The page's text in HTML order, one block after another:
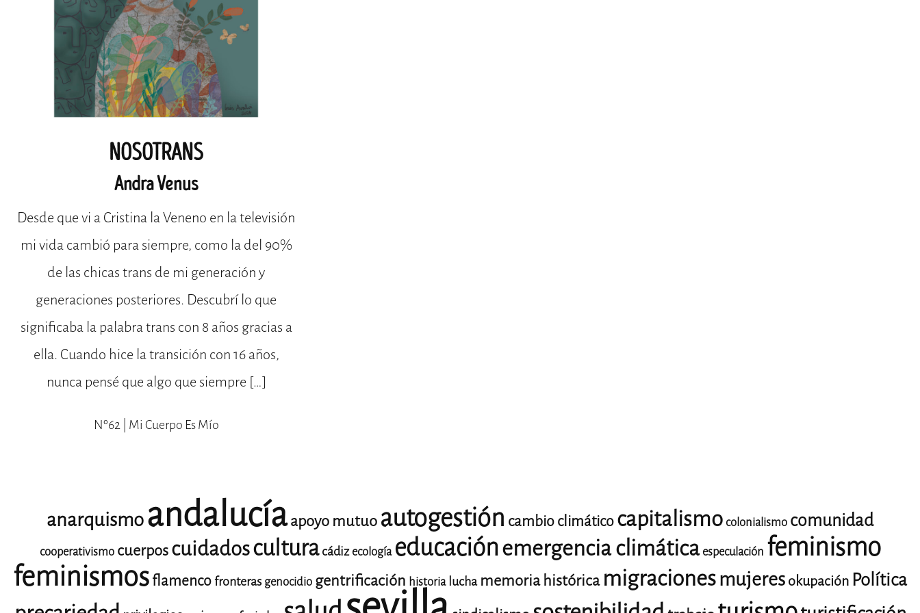
NOSOTRANS
Andra Venus
Desde que vi a Cristina la Veneno en la televisión
mi vida cambió para siempre, como la del 90%
de las chicas trans de mi generación y
generaciones posteriores. Descubrí lo que
significaba la palabra trans con 8 años gracias a
ella. Cuando hice la transición con 16 años,
nunca pensé que algo que siempre […]
Nº62 | Mi Cuerpo Es Mío
anarquismoandalucíaapoyo mutuo autogestión cambio climáticocapitalismo colonialismo comunidad
cooperativismo cuerposcuidadoscultura cádiz ecología educaciónemergencia climática especulación feminismo
feminismosflamencofronteras genocidio gentrificación historia lucha memoria histórica migracionesmujeresokupación Política